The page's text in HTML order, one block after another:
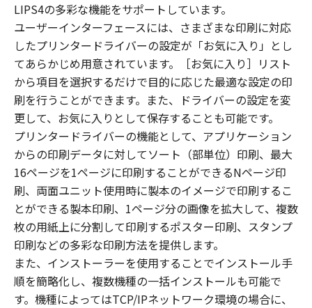
LIPS4の多彩な機能をサポートしています。
ユーザーインターフェースには、さまざまな印刷に対応
したプリンタードライバーの設定が「お気に入り」とし
てあらかじめ用意されています。［お気に入り］リスト
から項目を選択するだけで目的に応じた最適な設定の印
刷を行うことができます。また、ドライバーの設定を変
更して、お気に入りとして保存することも可能です。
プリンタードライバーの機能として、アプリケーション
からの印刷データに対してソート（部単位）印刷、最大
16ページを1ページに印刷することができるNページ印
刷、両面ユニット使用時に製本のイメージで印刷するこ
とができる製本印刷、1ページ分の画像を拡大して、複数
枚の用紙上に分割して印刷するポスター印刷、スタンプ
印刷などの多彩な印刷方法を提供します。
また、インストーラーを使用することでインストール手
順を簡略化し、複数機種の一括インストールも可能で
す。機種によってはTCP/IPネットワーク環境の場合に、